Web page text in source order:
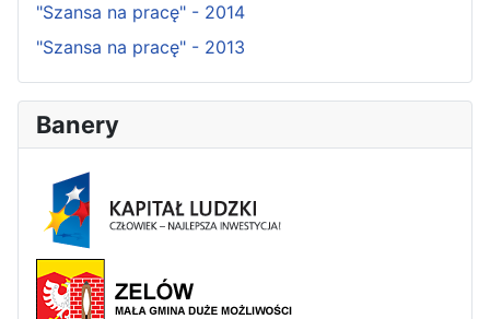
"Szansa na pracę" - 2014
"Szansa na pracę" - 2013
Banery